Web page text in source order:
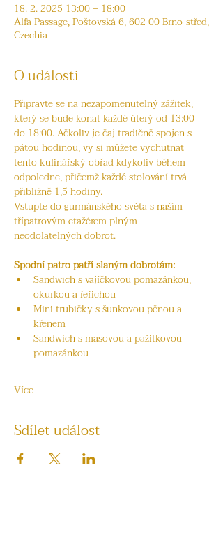
18. 2. 2025 13:00 – 18:00
Alfa Passage, Poštovská 6, 602 00 Brno-střed,
Czechia
O události
Připravte se na nezapomenutelný zážitek,
který se bude konat každé úterý od 13:00
do 18:00. Ačkoliv je čaj tradičně spojen s
pátou hodinou, vy si můžete vychutnat
tento kulinářský obřad kdykoliv během
odpoledne, přičemž každé stolování trvá
přibližně 1,5 hodiny.
Vstupte do gurmánského světa s naším
třípatrovým etažérem plným
neodolatelných dobrot.
Spodní patro patří slaným dobrotám:
Sandwich s vajíčkovou pomazánkou,
okurkou a řeřichou
Mini trubičky s šunkovou pěnou a
křenem
Sandwich s masovou a pažitkovou
pomazánkou
Více
Sdílet událost